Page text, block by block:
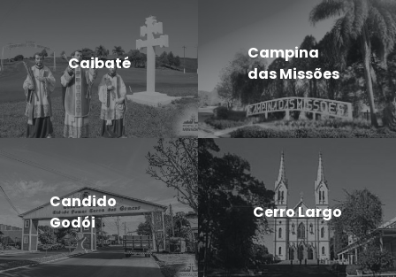
Caibaté
Campina
das Missões
Candido
Godói
Cerro Largo